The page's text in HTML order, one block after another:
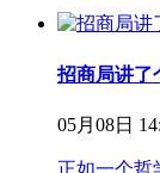
招商局讲了
05月08日
正如一个哲